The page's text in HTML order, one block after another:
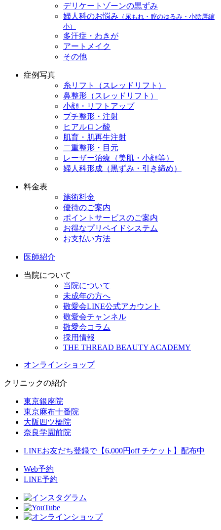
デリケートゾーンの黒ずみ
婦人科のお悩み （尿もれ・膣のゆるみ・小陰唇縮
小）
多汗症・わきが
アートメイク
その他
症例写真
糸リフト（スレッドリフト）
鼻整形（スレッドリフト）
小顔・リフトアップ
プチ整形・注射
ヒアルロン酸
肌育・肌再生注射
二重整形・目元
レーザー治療（美肌・小顔等）
婦人科形成（黒ずみ・引き締め）
料金表
施術料金
優待のご案内
ポイントサービスのご案内
お得なプリペイドシステム
お支払い方法
医師紹介
当院について
当院について
未成年の方へ
敬愛会LINE公式アカウント
敬愛会チャンネル
敬愛会コラム
採用情報
THE THREAD BEAUTY ACADEMY
オンラインショップ
クリニックの紹介
東京銀座院
東京麻布十番院
大阪四ツ橋院
奈良学園前院
LINEお友だち登録で【6,000円off チケット】配布中
Web予約
LINE予約